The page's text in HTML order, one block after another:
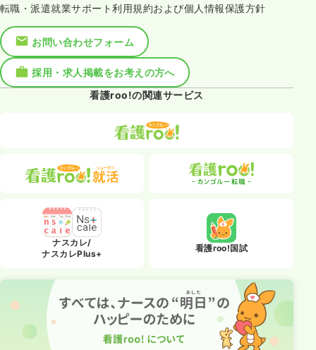
転職・派遣就業サポート利用規約および個人情報保護方針
お問い合わせフォーム
採用・求人掲載をお考えの方へ
看護roo!の関連サービス
ナスカレ/
ナスカレPlus+
看護roo!国試